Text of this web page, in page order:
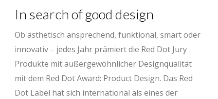
In search of good design
Ob ästhetisch ansprechend, funktional, smart oder
innovativ – jedes Jahr prämiert die Red Dot Jury
Produkte mit außergewöhnlicher Designqualität
mit dem Red Dot Award: Product Design. Das Red
Dot Label hat sich international als eines der